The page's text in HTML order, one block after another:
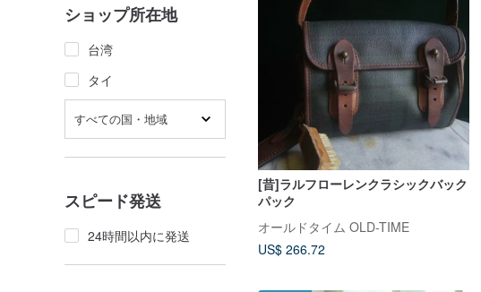
ショップ所在地
台湾
タイ
すべての国・地域
スピード発送
24時間以内に発送
[昔]ラルフローレンクラシックバック
パック
オールドタイム OLD-TIME
US$ 266.72